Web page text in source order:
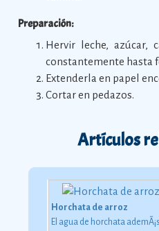
Preparación:
Hervir leche, azúcar,
constantemente hasta
Extenderla en papel
Cortar en pedazos.
Artículos
Horchata de arroz
El agua de horchata